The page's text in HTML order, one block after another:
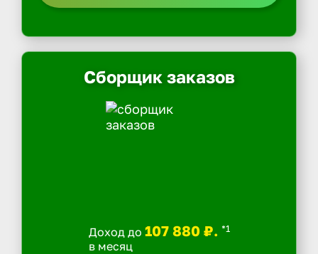
Сборщик заказов
Доход до 107 880 ₽. *1
в месяц